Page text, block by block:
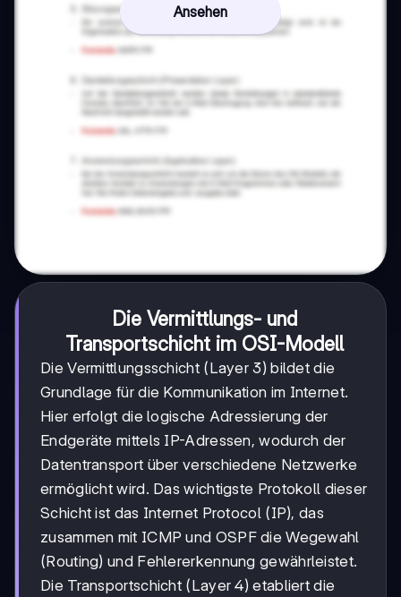
Ansehen
Die Vermittlungs- und
Transportschicht im OSI-Modell
Die Vermittlungsschicht (Layer 3) bildet die
Grundlage für die Kommunikation im Internet.
Hier erfolgt die logische Adressierung der
Endgeräte mittels IP-Adressen, wodurch der
Datentransport über verschiedene Netzwerke
ermöglicht wird. Das wichtigste Protokoll dieser
Schicht ist das Internet Protocol (IP), das
zusammen mit ICMP und OSPF die Wegewahl
(Routing) und Fehlererkennung gewährleistet.
Die Transportschicht (Layer 4) etabliert die